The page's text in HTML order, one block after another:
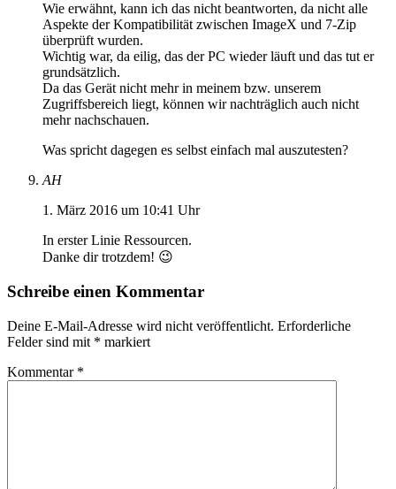
Wie erwähnt, kann ich das nicht beantworten, da nicht alle
Aspekte der Kompatibilität zwischen ImageX und 7-Zip
überprüft wurden.
Wichtig war, da eilig, das der PC wieder läuft und das tut er
grundsätzlich.
Da das Gerät nicht mehr in meinem bzw. unserem
Zugriffsbereich liegt, können wir nachträglich auch nicht
mehr nachschauen.
Was spricht dagegen es selbst einfach mal auszutesten?
AH
1. März 2016 um 10:41 Uhr
In erster Linie Ressourcen.
Danke dir trotzdem! 😉
Schreibe einen Kommentar
Deine E-Mail-Adresse wird nicht veröffentlicht. Erforderliche
Felder sind mit * markiert
Kommentar *